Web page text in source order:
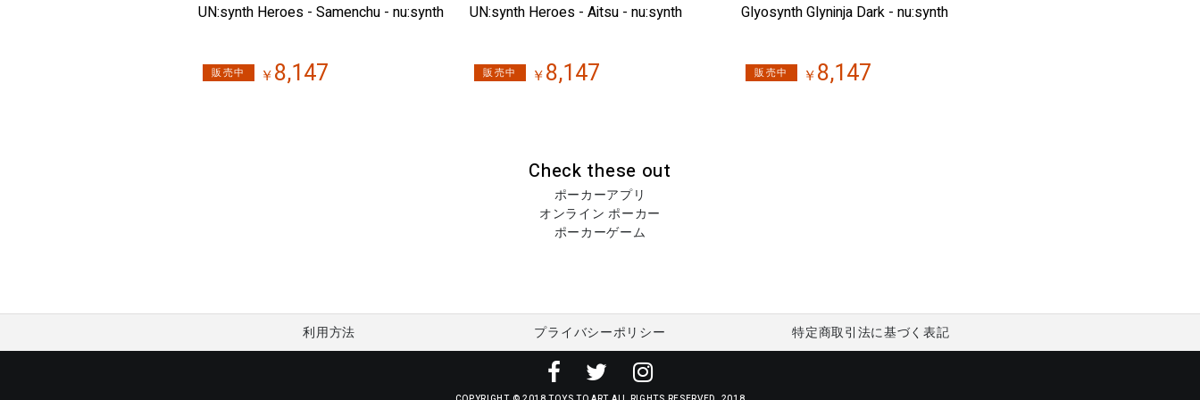
UN:synth Heroes - Samenchu - nu:synth
販売中 ￥8,147
UN:synth Heroes - Aitsu - nu:synth
販売中 ￥8,147
Glyosynth Glyninja Dark - nu:synth
販売中 ￥8,147
Check these out
ポーカーアプリ
オンライン ポーカー
ポーカーゲーム
利用方法 プライバシーポリシー 特定商取引法に基づく表記